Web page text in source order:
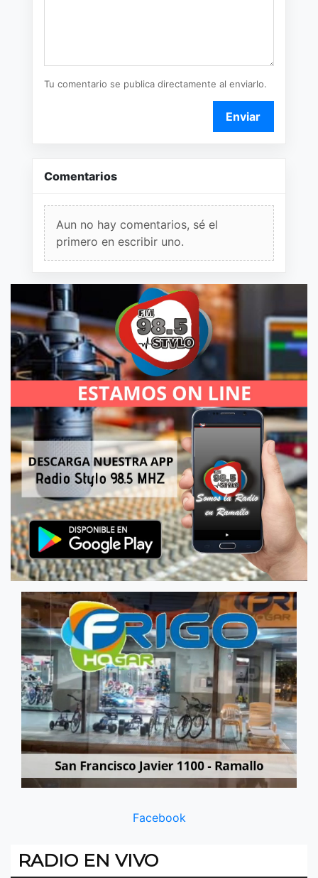
Tu comentario se publica directamente al enviarlo.
Enviar
Comentarios
Aun no hay comentarios, sé el
primero en escribir uno.
Facebook
RADIO EN VIVO